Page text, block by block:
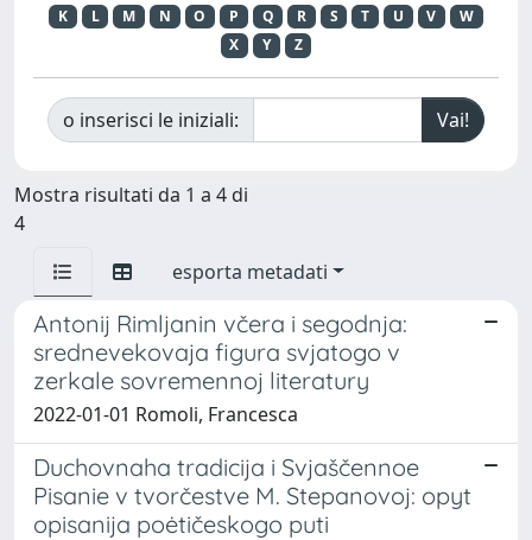
K
L M N O P Q R S T U V
W
X
Y Z
o inserisci le iniziali:
Mostra risultati da 1 a 4 di
4
esporta metadati
Antonij Rimljanin včera i segodnja:
srednevekovaja figura svjatogo v
zerkale sovremennoj literatury
2022-01-01 Romoli, Francesca
Duchovnaha tradicija i Svjaščennoe
Pisanie v tvorčestve M. Stepanovoj: opyt
opisanija poėtičeskogo puti